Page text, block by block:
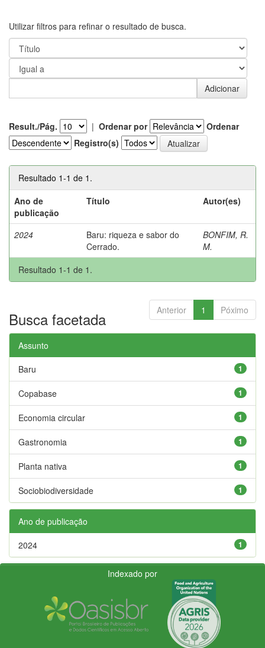
Utilizar filtros para refinar o resultado de busca.
Result./Pág. | Ordenar por
Ordenar
Registro(s)
Resultado 1-1 de 1.
Ano de
publicação
Título Autor(es)
2024
Baru: riqueza e sabor do
Cerrado.
BONFIM, R.
M.
Resultado 1-1 de 1.
Anterior 1 Póximo
Busca facetada
Assunto
1
Baru
1
Copabase
1
Economia circular
1
Gastronomia
1
Planta nativa
1
Sociobiodiversidade
Ano de publicação
1
2024
Indexado por